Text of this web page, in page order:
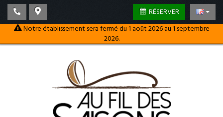
RÉSERVER
Notre établissement sera fermé du 1 août 2026 au 1 septembre
2026.